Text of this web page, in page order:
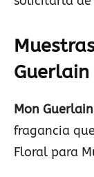
Mon
fragancia
Floral para